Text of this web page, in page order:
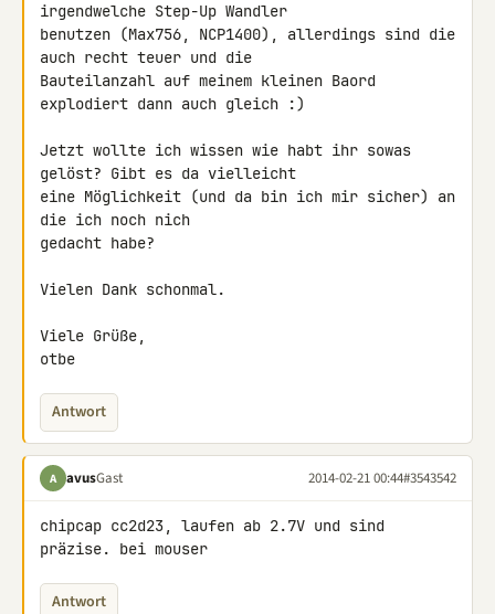
irgendwelche Step-Up Wandler
benutzen (Max756, NCP1400), allerdings sind die
auch recht teuer und die
Bauteilanzahl auf meinem kleinen Baord
explodiert dann auch gleich :)
Jetzt wollte ich wissen wie habt ihr sowas
gelöst? Gibt es da vielleicht
eine Möglichkeit (und da bin ich mir sicher) an
die ich noch nich
gedacht habe?
Vielen Dank schonmal.
Viele Grüße,
otbe
Antwort
A avusGast 2014-02-21 00:44#3543542
chipcap cc2d23, laufen ab 2.7V und sind
präzise. bei mouser
Antwort